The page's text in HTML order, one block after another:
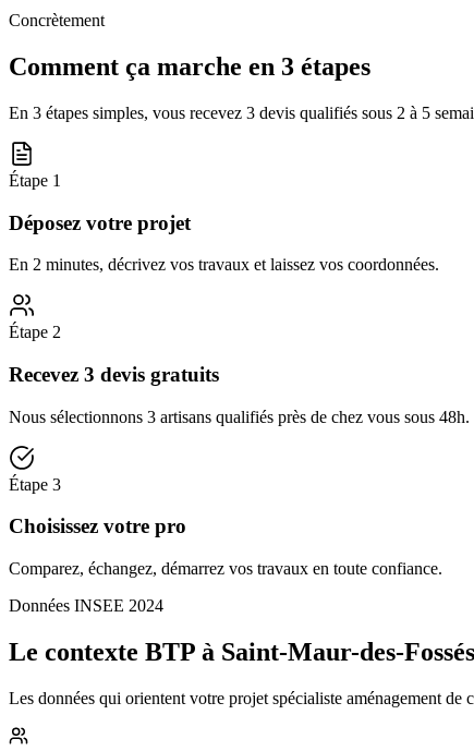
Concrètement
Comment ça marche en 3 étapes
En 3 étapes simples, vous recevez 3 devis qualifiés sous 2 à 5
Étape 1
Déposez votre projet
En 2 minutes, décrivez vos travaux et laissez vos coordonnées.
Étape 2
Recevez 3 devis gratuits
Nous sélectionnons 3 artisans qualifiés près de chez vous sous 48h.
Étape 3
Choisissez votre pro
Comparez, échangez, démarrez vos travaux en toute confiance.
Données INSEE 2024
Le contexte BTP à Saint-Maur-des-Fossés
Les données qui orientent votre projet spécialiste aménagement